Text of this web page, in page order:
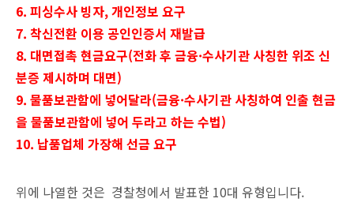
6. 피싱수사 빙자, 개인정보 요구
7. 착신전환 이용 공인인증서 재발급
8. 대면접촉 현금요구(전화 후 금융·수사기관 사칭한 위조 신
분증 제시하며 대면)
9. 물품보관함에 넣어달라(금융·수사기관 사칭하여 인출 현금
을 물품보관함에 넣어 두라고 하는 수법)
10. 납품업체 가장해 선금 요구
위에 나열한 것은 경찰청에서 발표한 10대 유형입니다.